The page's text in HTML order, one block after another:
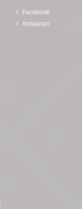
Facebook
Instagram